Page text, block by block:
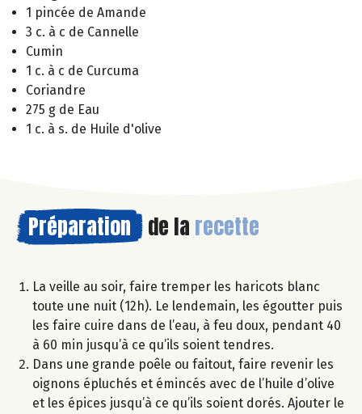
1 pincée de Amande
3 c. à c de Cannelle
Cumin
1 c. à c de Curcuma
Coriandre
275 g de Eau
1 c. à s. de Huile d'olive
Préparation de la recette
La veille au soir, faire tremper les haricots blanc
toute une nuit (12h). Le lendemain, les égoutter puis
les faire cuire dans de l’eau, à feu doux, pendant 40
à 60 min jusqu’à ce qu’ils soient tendres.
Dans une grande poêle ou faitout, faire revenir les
oignons épluchés et émincés avec de l’huile d’olive
et les épices jusqu’à ce qu’ils soient dorés. Ajouter le